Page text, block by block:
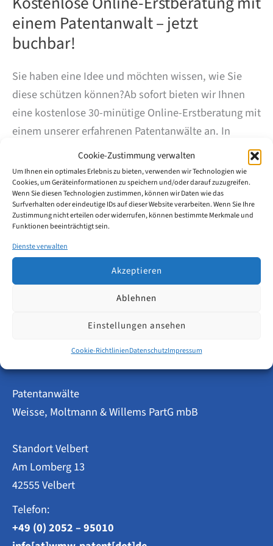
Cookie-Zustimmung verwalten
Um Ihnen ein optimales Erlebnis zu bieten, verwenden wir Technologien wie
Cookies, um Geräteinformationen zu speichern und/oder darauf zuzugreifen.
Wenn Sie diesen Technologien zustimmen, können wir Daten wie das
Surfverhalten oder eindeutige IDs auf dieser Website verarbeiten. Wenn Sie Ihre
Zustimmung nicht erteilen oder widerrufen, können bestimmte Merkmale und
Funktionen beeinträchtigt sein.
Dienste verwalten
Akzeptieren
Ablehnen
Einstellungen ansehen
Cookie-RichtlinienDatenschutzImpressum
einem Patentanwalt – jetzt
buchbar!
Sie haben eine Idee und möchten wissen, wie Sie
diese schützen können?Ab sofort bieten wir Ihnen
eine kostenlose 30-minütige Online-Erstberatung mit
einem unserer erfahrenen Patentanwälte an. In
einem persönlichen Gespräch klären wir erste Fragen
zum Patent-, Gebrauchsmuster-, Marken- oder
Designschutz und zeigen Ihnen mögliche Wege auf,
wie Sie Ihre Innovation strategisch absichern können
– ganz unverbindlich und bequem online.
Jetzt
Termin buchen: https://calendly.com/wmw-patent-
info/30min Wir freuen uns auf Ihre Anfrage!
Patentanwalt
jetzt
Patentanwälte
Weisse, Moltmann & Willems PartG mbB
Standort Velbert
Am Lomberg 13
42555 Velbert
Telefon:
+49 (0) 2052 – 95010